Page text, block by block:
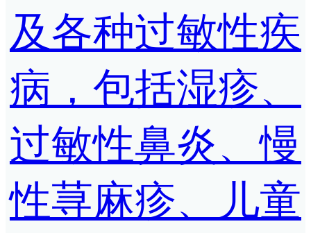
及各种过敏性疾
病，包括湿疹、
过敏性鼻炎、慢
性荨麻疹、儿童